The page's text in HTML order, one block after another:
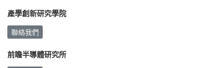
產學創新研究學院
聯絡我們
前瞻半導體研究所